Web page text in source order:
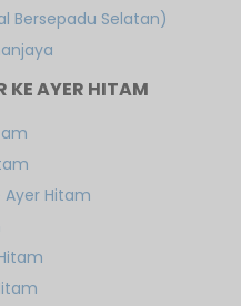
Bersepadu Selatan)
KE AYER HITAM
Ayer Hitam